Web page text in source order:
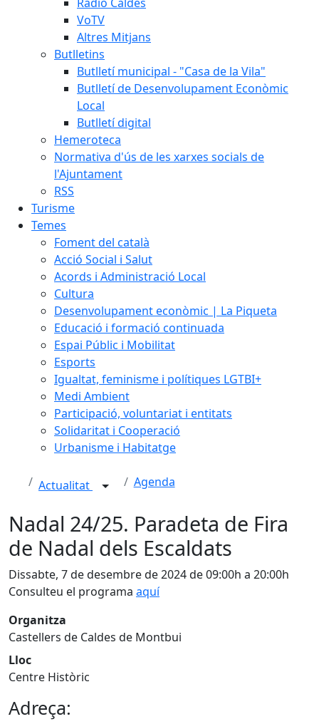
VoTV
Altres Mitjans
Butlletins
Butlletí municipal - "Casa de la Vila"
Butlletí de Desenvolupament Econòmic
Local
Butlletí digital
Hemeroteca
Normativa d'ús de les xarxes socials de
l'Ajuntament
RSS
Turisme
Temes
Foment del català
Acció Social i Salut
Acords i Administració Local
Cultura
Desenvolupament econòmic | La Piqueta
Educació i formació continuada
Espai Públic i Mobilitat
Esports
Igualtat, feminisme i polítiques LGTBI+
Medi Ambient
Participació, voluntariat i entitats
Solidaritat i Cooperació
Urbanisme i Habitatge
Actualitat Agenda
Nadal 24/25. Paradeta de Fira
de Nadal dels Escaldats
Dissabte, 7 de desembre de 2024 de 09:00h a 20:00h
Consulteu el programa aquí
Organitza
Castellers de Caldes de Montbui
Lloc
Centre Històric
Adreça: